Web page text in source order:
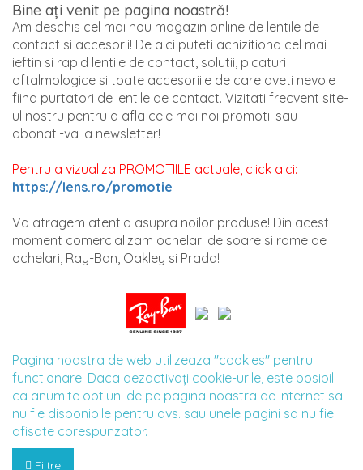
Bine ați venit pe pagina noastră!
Am deschis cel mai nou magazin online de lentile de
contact si accesorii! De aici puteti achizitiona cel mai
ieftin si rapid lentile de contact, solutii, picaturi
oftalmologice si toate accesoriile de care aveti nevoie
fiind purtatori de lentile de contact. Vizitati frecvent site-
ul nostru pentru a afla cele mai noi promotii sau
abonati-va la newsletter!
Pentru a vizualiza PROMOTIILE actuale, click aici:
https://lens.ro/promotie
Va atragem atentia asupra noilor produse! Din acest
moment comercializam ochelari de soare si rame de
ochelari, Ray-Ban, Oakley si Prada!
Pagina noastra de web utilizeaza "cookies" pentru
functionare. Daca dezactivaţi cookie-urile, este posibil
ca anumite optiuni de pe pagina noastra de Internet sa
nu fie disponibile pentru dvs. sau unele pagini sa nu fie
afisate corespunzator.
Filtre